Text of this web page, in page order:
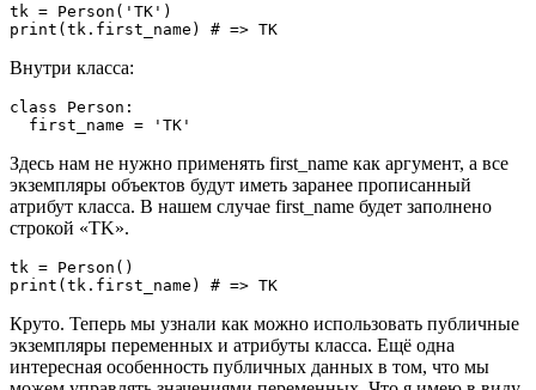
tk = Person('TK')
Внутри класса:
class Person:
Здесь нам не нужно применять first_name как аргумент, а все
экземпляры объектов будут иметь заранее прописанный
атрибут класса. В нашем случае first_name будет заполнено
строкой «TK».
tk = Person()
Круто. Теперь мы узнали как можно использовать публичные
экземпляры переменных и атрибуты класса. Ещё одна
интересная особенность публичных данных в том, что мы